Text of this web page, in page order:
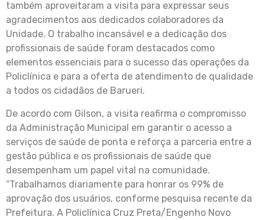
também aproveitaram a visita para expressar seus
agradecimentos aos dedicados colaboradores da
Unidade. O trabalho incansável e a dedicação dos
profissionais de saúde foram destacados como
elementos essenciais para o sucesso das operações da
Policlínica e para a oferta de atendimento de qualidade
a todos os cidadãos de Barueri.
De acordo com Gilson, a visita reafirma o compromisso
da Administração Municipal em garantir o acesso a
serviços de saúde de ponta e reforça a parceria entre a
gestão pública e os profissionais de saúde que
desempenham um papel vital na comunidade.
“Trabalhamos diariamente para honrar os 99% de
aprovação dos usuários, conforme pesquisa recente da
Prefeitura. A Policlínica Cruz Preta/Engenho Novo